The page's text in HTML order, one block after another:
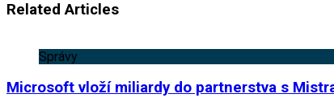
Related Articles
Správy
Microsoft vloží miliardy do partnerstva s